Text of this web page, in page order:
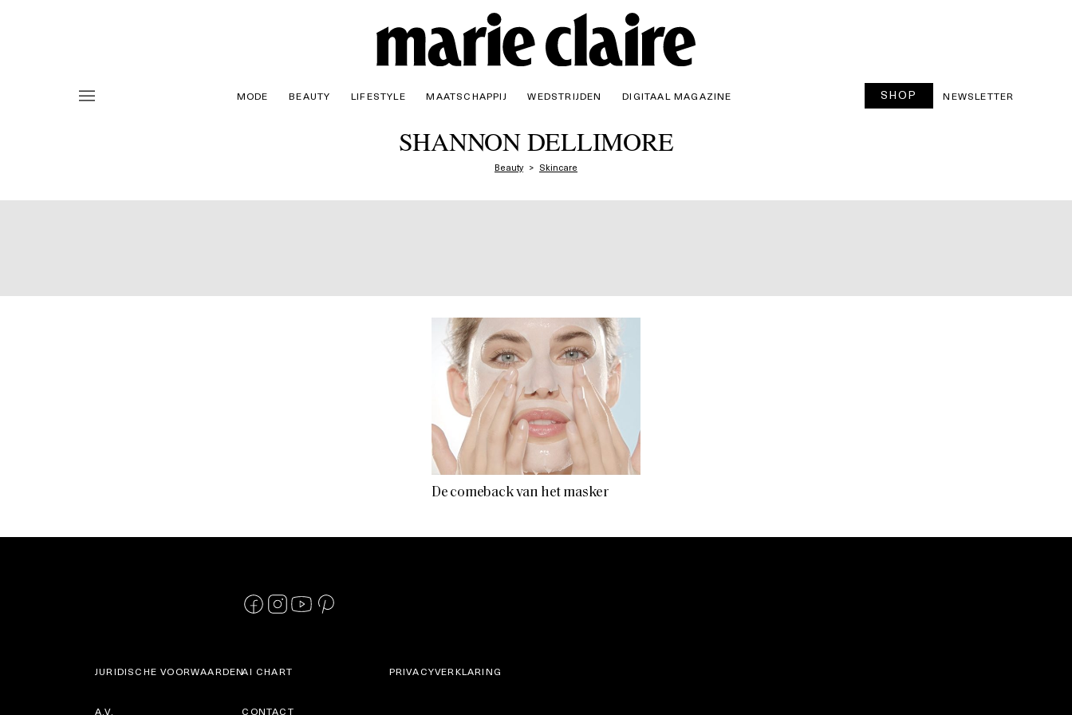
MODE BEAUTY LIFESTYLE MAATSCHAPPIJ WEDSTRIJDEN DIGITAAL MAGAZINE SHOP NEWSLETTER
SHANNON DELLIMORE
Beauty Skincare
De comeback van het masker
JURIDISCHE VOORWAARDEN
A.V.
AI CHART
CONTACT
PRIVACYVERKLARING